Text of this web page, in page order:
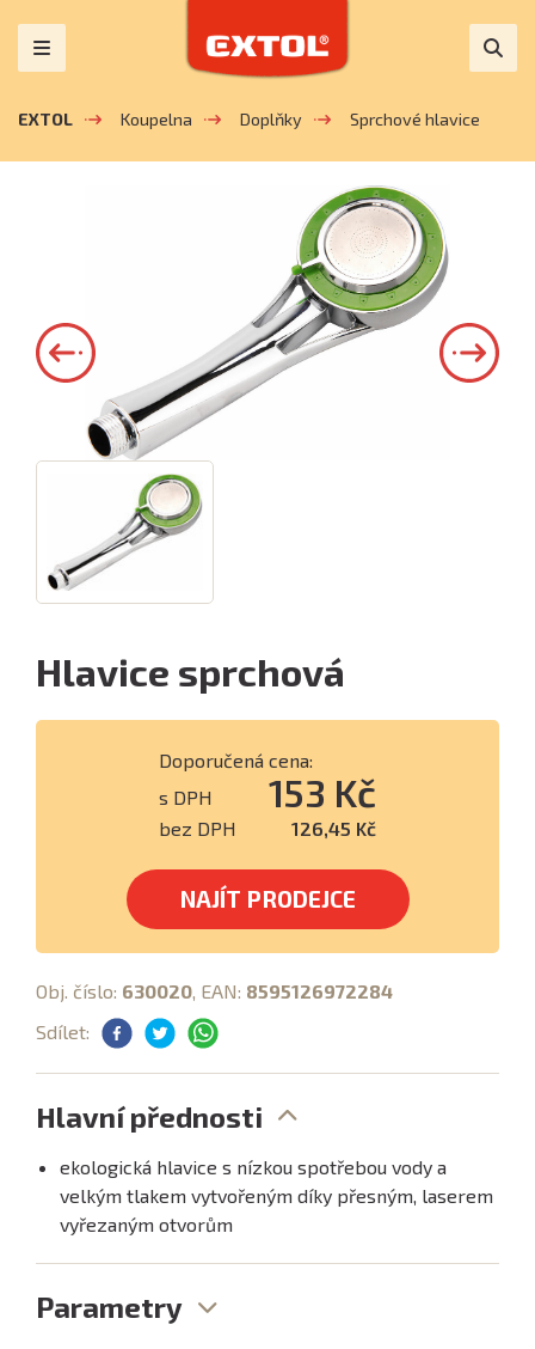
EXTOL Koupelna Doplňky Sprchové hlavice
Hlavice sprchová
Doporučená cena:
s DPH
153 Kč
bez DPH 126,45 Kč
NAJÍT PRODEJCE
Obj. číslo: 630020, EAN: 8595126972284
Sdílet:
Hlavní přednosti
ekologická hlavice s nízkou spotřebou vody a
velkým tlakem vytvořeným díky přesným, laserem
vyřezaným otvorům
Parametry